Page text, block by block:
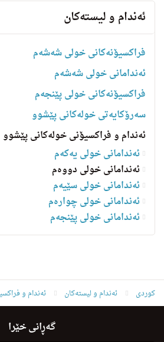
ئه‌ندام و لیسته‌كان
فراکسیۆنەکانی خولی شەشەم
ئەندامانی خولی شەشەم
فراکسیۆنەکانی خولی پێنجەم
سه‌رۆكایه‌تی خولەکانی پێشوو
ئەندام و فراکسیۆنی خولەکانی پێشوو
ئەندامانی خولی یەکەم
ئەندامانی خولی دووەم
ئەندامانی خولی سێیەم
ئەندامانی خولی چوارەم
ئه‌ندامانی خولی پێنجەم
کوردی ئه‌ندام و لیسته‌كان ئەندام و
رشاد ئه‌حمه‌د ئیبراهیم
گەڕانی خێرا